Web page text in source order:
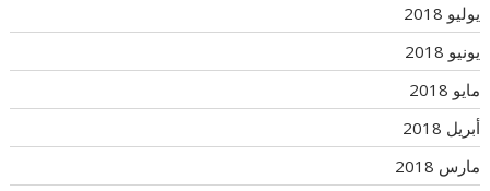
يوليو 2018
يونيو 2018
مايو 2018
أبريل 2018
مارس 2018